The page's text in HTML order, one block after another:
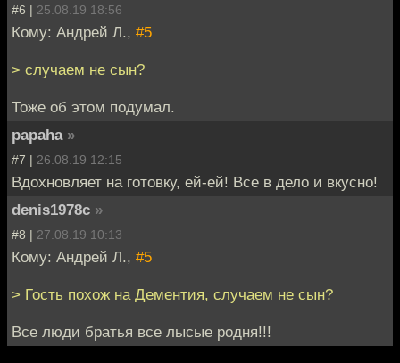
#6 | 25.08.19 18:56
Кому: Андрей Л., #5
> случаем не сын?
Тоже об этом подумал.
papaha »
#7 | 26.08.19 12:15
Вдохновляет на готовку, ей-ей! Все в дело и вкусно!
denis1978c »
#8 | 27.08.19 10:13
Кому: Андрей Л., #5
> Гость похож на Дементия, случаем не сын?
Все люди братья все лысые родня!!!